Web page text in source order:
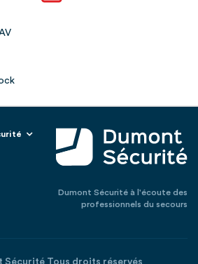
Dumont Sécurité à l'écoute des
professionnels du secours
Sécurité Tous droits réservés